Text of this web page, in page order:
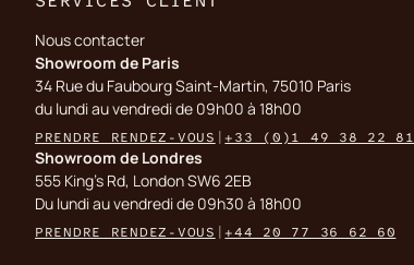
Nous contacter
Showroom de Paris
34 Rue du Faubourg Saint-Martin, 75010 Paris
du lundi au vendredi de 09h00 à 18h00
PRENDRE RENDEZ-VOUS +33 (0)1 49 38 22 81
Showroom de Londres
555 King's Rd, London SW6 2EB
Du lundi au vendredi de 09h30 à 18h00
PRENDRE RENDEZ-VOUS +44 20 77 36 62 60